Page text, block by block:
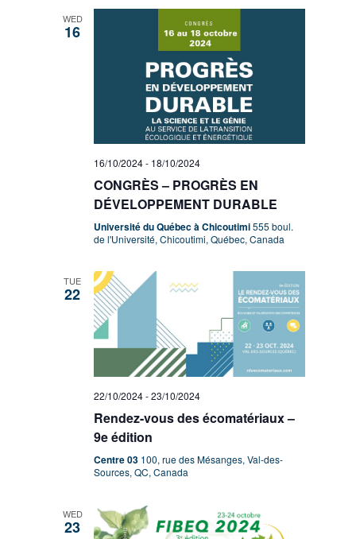
WED
16
16/10/2024- 18/10/2024
CONGRÈS – PROGRÈS EN
DÉVELOPPEMENT DURABLE
Université du Québec à Chicoutimi555 boul.
de l'Université, Chicoutimi, Québec, Canada
TUE
22
22/10/2024-23/10/2024
Rendez-vous des écomatériaux –
9e édition
Centre 03 100, rue des Mésanges, Val-des-
Sources, QC, Canada
WED
23